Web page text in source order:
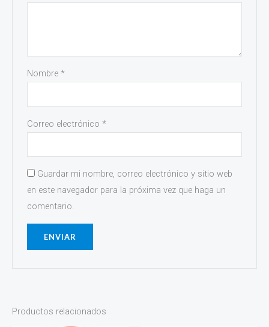
Nombre*
Correo electrónico*
Guardar mi nombre, correo electrónico y sitio web
en este navegador para la próxima vez que haga un
comentario.
Productos relacionados